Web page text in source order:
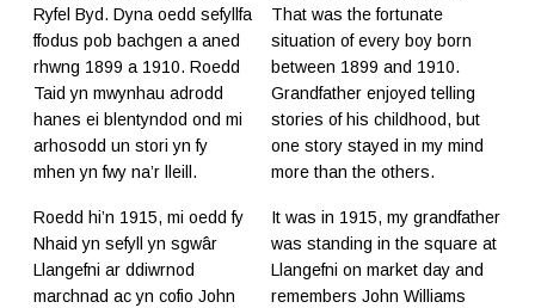
Ryfel Byd. Dyna oedd sefyllfa
ffodus pob bachgen a aned
rhwng 1899 a 1910. Roedd
Taid yn mwynhau adrodd
hanes ei blentyndod ond mi
arhosodd un stori yn fy
mhen yn fwy na’r lleill.
That was the fortunate
situation of every boy born
between 1899 and 1910.
Grandfather enjoyed telling
stories of his childhood, but
one story stayed in my mind
more than the others.
Roedd hi’n 1915, mi oedd fy
Nhaid yn sefyll yn sgwâr
Llangefni ar ddiwrnod
marchnad ac yn cofio John
It was in 1915, my grandfather
was standing in the square at
Llangefni on market day and
remembers John Williams